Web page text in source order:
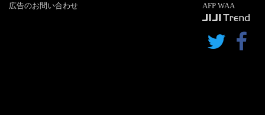
広告のお問い合わせ
AFP WAA